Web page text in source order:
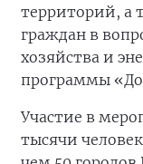
территорий, а
граждан в
хозяйства и
программы
Участие в
тысячи